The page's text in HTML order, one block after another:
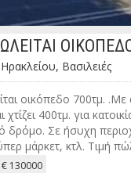
Βασιλειές
οικόπεδο 700τμ. .Με
χτίζει 400τμ. για
δρόμο. Σε ήσυχη
μάρκετ, κτλ. Τιμή
€ 130000